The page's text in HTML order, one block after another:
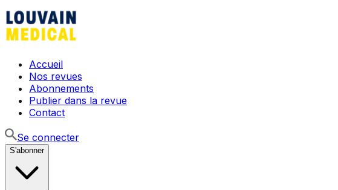
Accueil
Nos revues
Abonnements
Publier dans la revue
Contact
Se connecter
S'abonner